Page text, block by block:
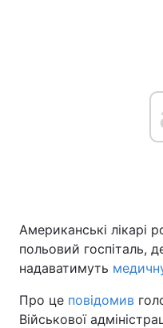
Американські лікарі
польовий госпіталь,
надаватимуть
Про це повідомив
Військової